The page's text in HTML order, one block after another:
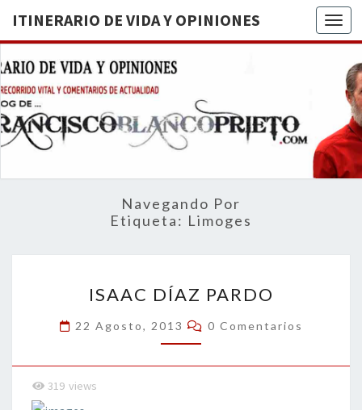
ITINERARIO DE VIDA Y OPINIONES
DE
BREVE
RECORRIDO
VITAL Y
ACTUALIDAD
Navegando Por
Etiqueta: Limoges
DÍAZ
PARDO
ISAAC DÍAZ PARDO
22 Agosto, 2013 Comentarios
0 Comentarios
319 views